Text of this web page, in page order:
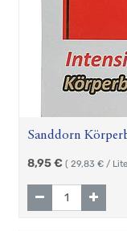
Sanddorn
8,95€ ( 29,83 € /